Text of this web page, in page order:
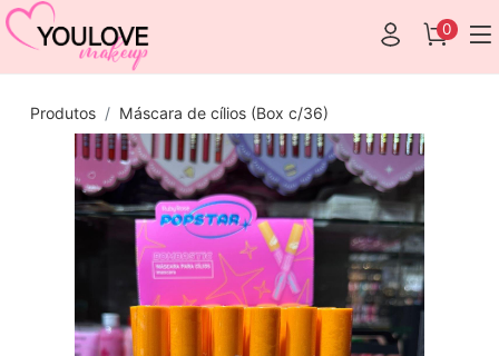
0
Produtos Máscara de cílios (Box c/36)